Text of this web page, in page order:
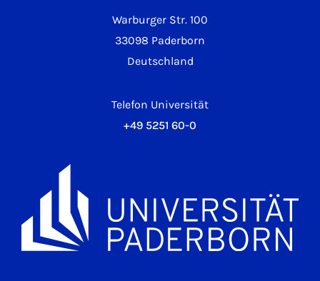
Warburger Str. 100
33098 Paderborn
Deutschland
Telefon Universität
+49 5251 60-0